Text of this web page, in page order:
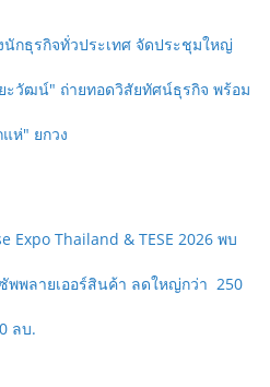
นักธุรกิจทั่วประเทศ จัดประชุมใหญ่
ะวัฒน์" ถ่ายทอดวิสัยทัศน์ธุรกิจ พร้อม
ห่" ยกวง
Expo Thailand & TESE 2026 พบ
พลายเออร์สินค้า ลดใหญ่กว่า 250
ลบ.